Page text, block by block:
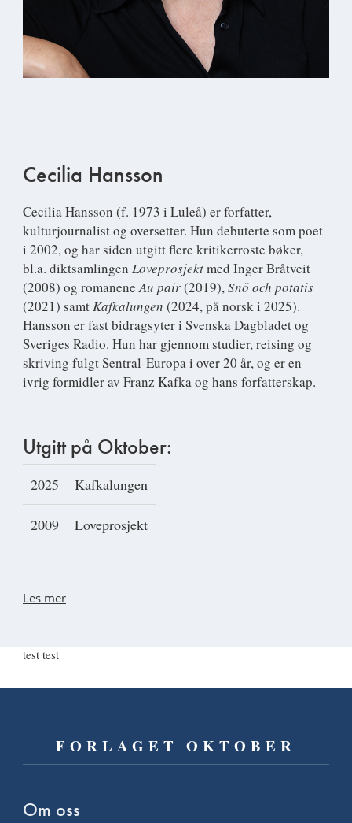
Cecilia Hansson
Cecilia Hansson (f. 1973 i Luleå) er forfatter,
kulturjournalist og oversetter. Hun debuterte som poet
i 2002, og har siden utgitt flere kritikerroste bøker,
bl.a. diktsamlingen Loveprosjektmed Inger Bråtveit
(2008) og romaneneAu pair(2019),Snö och potatis
(2021) samtKafkalungen (2024, på norsk i 2025).
Hansson er fast bidragsyter i Svenska Dagbladet og
Sveriges Radio. Hun har gjennom studier, reising og
skriving fulgt Sentral-Europa i over 20 år, og er en
ivrig formidler av Franz Kafka og hans forfatterskap.
Utgitt på Oktober:
2025 Kafkalungen
2009 Loveprosjekt
Les mer
test test
FORLAGET OKTOBER
Om oss